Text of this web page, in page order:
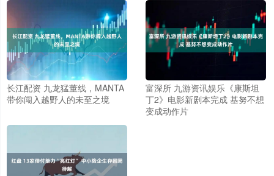
长江配资 九龙猛董线，MANTA
带你闯入越野人的未至之境
富深所 九游资讯娱乐《康斯坦
丁2》电影新剧本完成 基努不想
变成动作片